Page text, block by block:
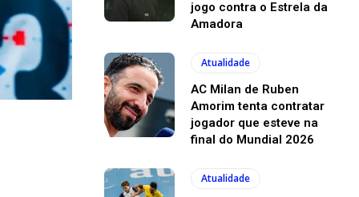
jogo contra o Estrela da
Amadora
Atualidade
AC Milan de Ruben
Amorim tenta contratar
jogador que esteve na
final do Mundial 2026
Atualidade